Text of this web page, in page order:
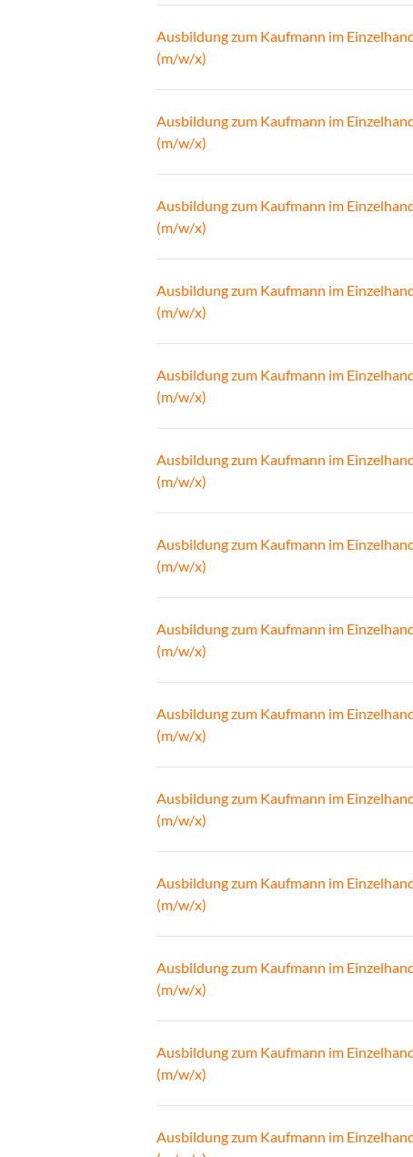
Ausbildung zum Kaufmann im
(m/w/x)
Ausbildung zum Kaufmann im
(m/w/x)
Ausbildung zum Kaufmann im
(m/w/x)
Ausbildung zum Kaufmann im
(m/w/x)
Ausbildung zum Kaufmann im
(m/w/x)
Ausbildung zum Kaufmann im
(m/w/x)
Ausbildung zum Kaufmann im
(m/w/x)
Ausbildung zum Kaufmann im
(m/w/x)
Ausbildung zum Kaufmann im
(m/w/x)
Ausbildung zum Kaufmann im
(m/w/x)
Ausbildung zum Kaufmann im
(m/w/x)
Ausbildung zum Kaufmann im
(m/w/x)
Ausbildung zum Kaufmann im
(m/w/x)
Ausbildung zum Kaufmann im